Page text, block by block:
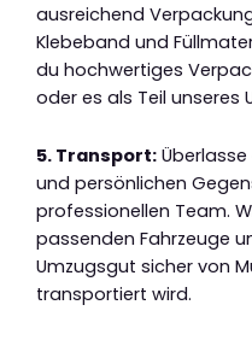
ausreichend
Klebeband und
du hochwertiges
oder es als Teil unseres
5. Transport:
und persönlichen
professionellen Team.
passenden Fahrzeuge
Umzugsgut sicher von
transportiert wird.